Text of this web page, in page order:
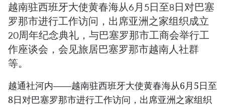
越南驻西班牙大使黄春海从6月5日至8日对巴塞
罗那市进行工作访问，出席亚洲之家组织成立
20周年纪念典礼，与巴塞罗那市工商会举行工
作座谈会，会见旅居巴塞罗那市越南人社群
等。
越通社河内——越南驻西班牙大使黄春海从6月5日至
8日对巴塞罗那市进行工作访问，出席亚洲之家组织